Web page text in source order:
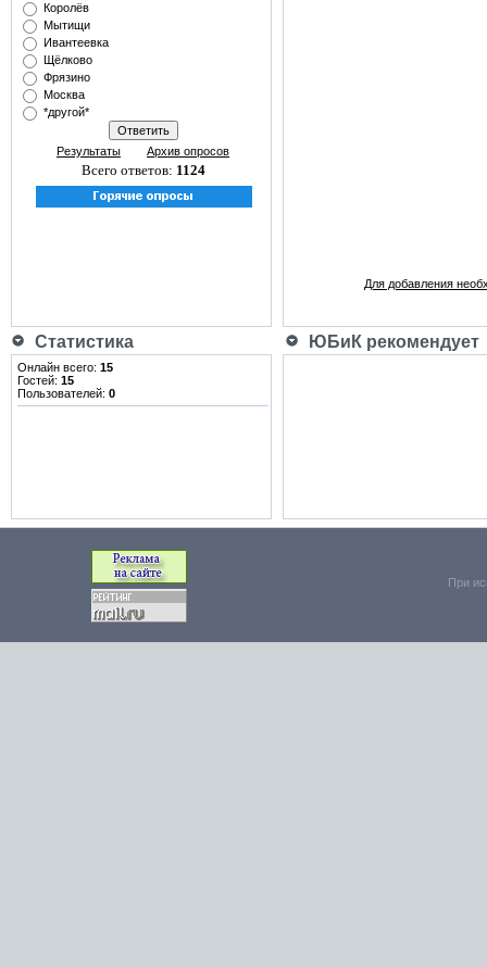
Королёв
Мытищи
Ивантеевка
Щёлково
Фрязино
Москва
*другой*
Результаты Архив опросов
Всего ответов: 1124
Для добавления
Статистика ЮБиК рекомендует
Онлайн всего: 15
Гостей: 15
Пользователей: 0
При